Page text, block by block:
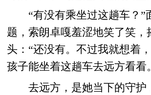
“有没有乘坐过这趟车？”
题，索朗卓嘎羞涩地笑了笑，
头：“还没有。不过我就想着
孩子能坐着这趟车去远方看看
去远方，是她当下的守护